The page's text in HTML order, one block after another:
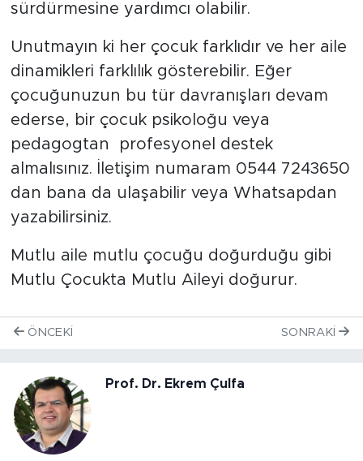
sürdürmesine yardımcı olabilir.
Unutmayın ki her çocuk farklıdır ve her aile
dinamikleri farklılık gösterebilir. Eğer
çocuğunuzun bu tür davranışları devam
ederse, bir çocuk psikoloğu veya
pedagogtan profesyonel destek
almalısınız. İletişim numaram 0544 7243650
dan bana da ulaşabilir veya Whatsapdan
yazabilirsiniz.
Mutlu aile mutlu çocuğu doğurduğu gibi
Mutlu Çocukta Mutlu Aileyi doğurur.
ÖNCEKI SONRAKI
Prof. Dr. Ekrem Çulfa